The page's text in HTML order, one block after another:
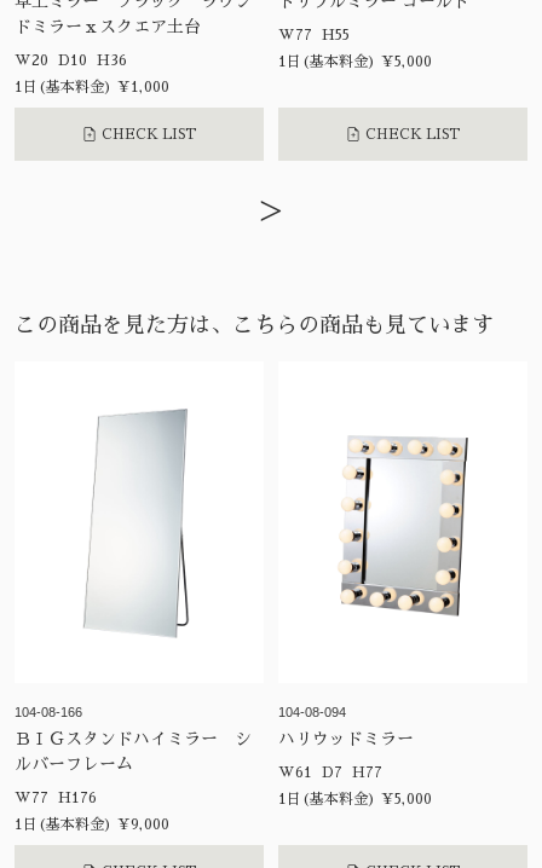
ドミラーｘスクエア土台
W20 D10 H36
1日(基本料金) ¥1,000
CHECK LIST
W77 H55
1日(基本料金) ¥5,000
CHECK LIST
>
この商品を見た方は、こちらの商品も見ています
104-08-166
ＢＩＧスタンドハイミラー シ
ルバーフレーム
W77 H176
1日(基本料金) ¥9,000
104-08-094
ハリウッドミラー
W61 D7 H77
1日(基本料金) ¥5,000